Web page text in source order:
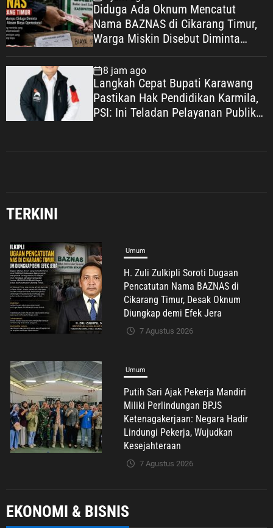
Diduga Ada Oknum Mencatut
Nama BAZNAS di Cikarang Timur,
Warga Miskin Disebut Diminta
Operasional
8 jam ago
Langkah Cepat Bupati Karawang
Pastikan Hak Pendidikan Karmila,
PSI: Ini Teladan Pelayanan Publik
TERKINI
Umum
Putih Sari Ajak Pekerja Mandiri
Miliki Perlindungan BPJS
Ketenagakerjaan: Negara Hadir
Lindungi Pekerja, Wujudkan
Kesejahteraan
Umum
Diduga Ada Oknum Mencatut Nama
BAZNAS di Cikarang Timur, Warga
Miskin Disebut Diminta Uang
dengan Dalih Biaya Operasional
7 Agustus 2026
Langkah Cepat Bupati Karawang
EKONOMI & BISNIS